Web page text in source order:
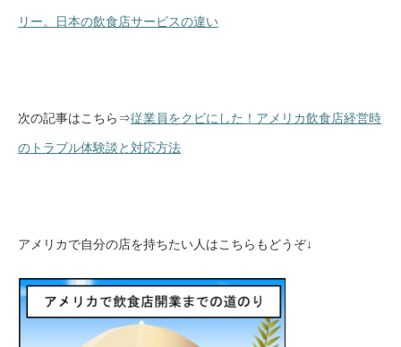
リー。日本の飲食店サービスの違い
次の記事はこちら⇒従業員をクビにした！アメリカ飲食店経営時
のトラブル体験談と対応方法
アメリカで自分の店を持ちたい人はこちらもどうぞ↓